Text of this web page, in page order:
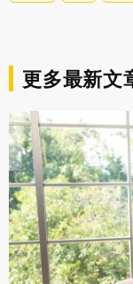
更多最新文